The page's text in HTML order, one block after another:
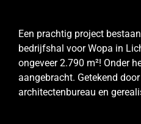
Een prachtig project
bedrijfshal voor Wopa in
ongeveer 2.790 m²! Onder
aangebracht. Getekend
architectenbureau en